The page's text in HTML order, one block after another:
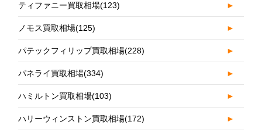
ティファニー買取相場(123) ►
ノモス買取相場(125) ►
パテックフィリップ買取相場(228) ►
パネライ買取相場(334) ►
ハミルトン買取相場(103) ►
ハリーウィンストン買取相場(172) ►